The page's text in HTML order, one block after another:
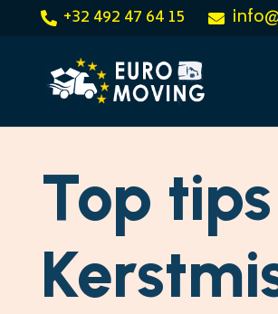
+32 492 47 64 15
Top